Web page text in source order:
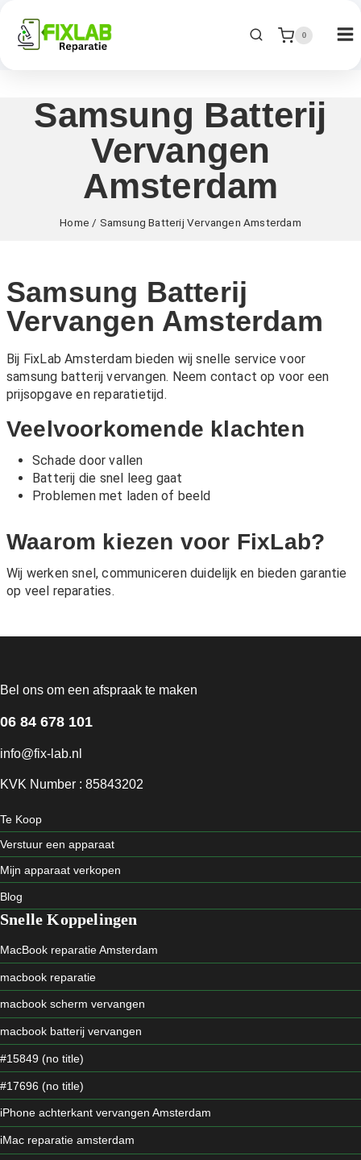
0
Samsung Batterij
Vervangen
Amsterdam
Home / Samsung Batterij Vervangen Amsterdam
Samsung Batterij
Vervangen Amsterdam
Bij FixLab Amsterdam bieden wij snelle service voor
samsung batterij vervangen. Neem contact op voor een
prijsopgave en reparatietijd.
Veelvoorkomende klachten
Schade door vallen
Batterij die snel leeg gaat
Problemen met laden of beeld
Waarom kiezen voor FixLab?
Wij werken snel, communiceren duidelijk en bieden garantie
op veel reparaties.
Bel ons om een afspraak te maken
06 84 678 101
info@fix-lab.nl
KVK Number : 85843202
Te Koop
Verstuur een apparaat
Mijn apparaat verkopen
Blog
Snelle Koppelingen
MacBook reparatie Amsterdam
macbook reparatie
macbook scherm vervangen
macbook batterij vervangen
#15849 (no title)
#17696 (no title)
iPhone achterkant vervangen Amsterdam
iMac reparatie amsterdam